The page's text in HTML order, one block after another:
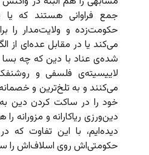
جمع فراوانی هستند که
حکومت‌زده و ولایت‌مدار را
می‌کند یا در مقابل عده‌ای از
شده‌ی عناد با دین که چه
لاییسیته‌ی فلسفی و
می‌کنند و به تلخ‌ترین و
خود را در ساکت کردن دین
دین‌ورزی ریاکارانه و
دیده‌ایم، با این تفاوت که
حکومتی‌اش روی اسلاف‌اش را